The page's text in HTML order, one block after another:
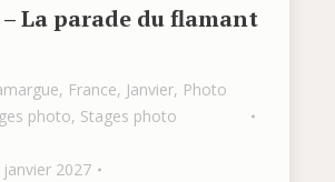
– La parade du flamant
, France, Janvier, Photo
photo, Stages photo
janvier 2027